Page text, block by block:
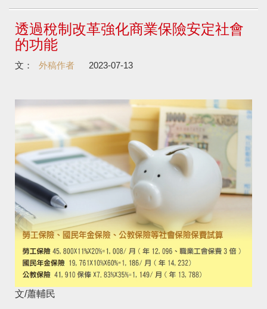
透過稅制改革強化商業保險安定社會
的功能
文： 外稿作者 2023-07-13
文/蕭輔民